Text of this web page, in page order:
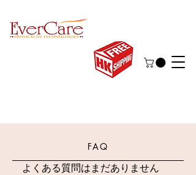
FAQ
よくある質問はまだありません